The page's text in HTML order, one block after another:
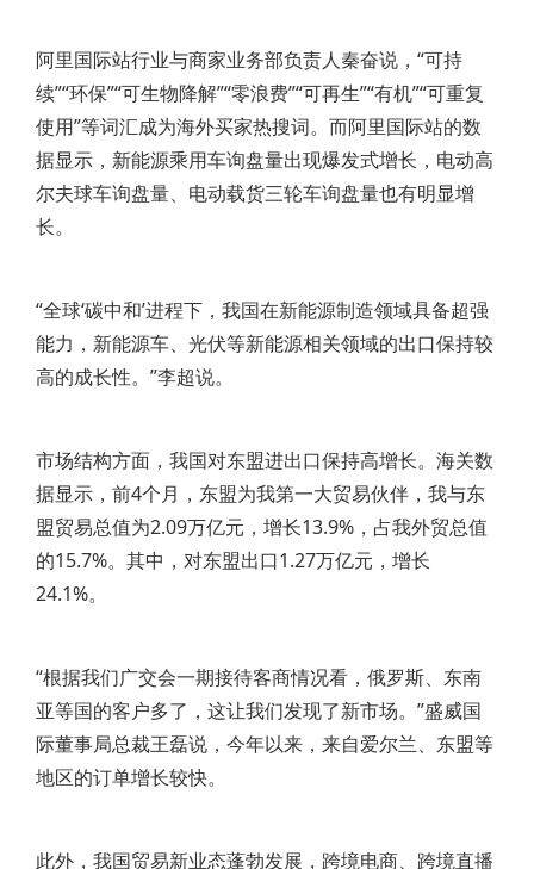
阿里国际站行业与商家业务部负责人秦奋说，“可持
续”“环保”“可生物降解”“零浪费”“可再生”“有机”“可重复
使用”等词汇成为海外买家热搜词。而阿里国际站的数
据显示，新能源乘用车询盘量出现爆发式增长，电动高
尔夫球车询盘量、电动载货三轮车询盘量也有明显增
长。
“全球‘碳中和’进程下，我国在新能源制造领域具备超强
能力，新能源车、光伏等新能源相关领域的出口保持较
高的成长性。”李超说。
市场结构方面，我国对东盟进出口保持高增长。海关数
据显示，前4个月，东盟为我第一大贸易伙伴，我与东
盟贸易总值为2.09万亿元，增长13.9%，占我外贸总值
的15.7%。其中，对东盟出口1.27万亿元，增长
24.1%。
“根据我们广交会一期接待客商情况看，俄罗斯、东南
亚等国的客户多了，这让我们发现了新市场。”盛威国
际董事局总裁王磊说，今年以来，来自爱尔兰、东盟等
地区的订单增长较快。
此外，我国贸易新业态蓬勃发展，跨境电商、跨境直播